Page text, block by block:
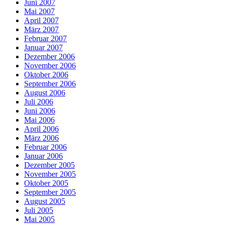
Juni 2007
Mai 2007
April 2007
März 2007
Februar 2007
Januar 2007
Dezember 2006
November 2006
Oktober 2006
September 2006
August 2006
Juli 2006
Juni 2006
Mai 2006
April 2006
März 2006
Februar 2006
Januar 2006
Dezember 2005
November 2005
Oktober 2005
September 2005
August 2005
Juli 2005
Mai 2005